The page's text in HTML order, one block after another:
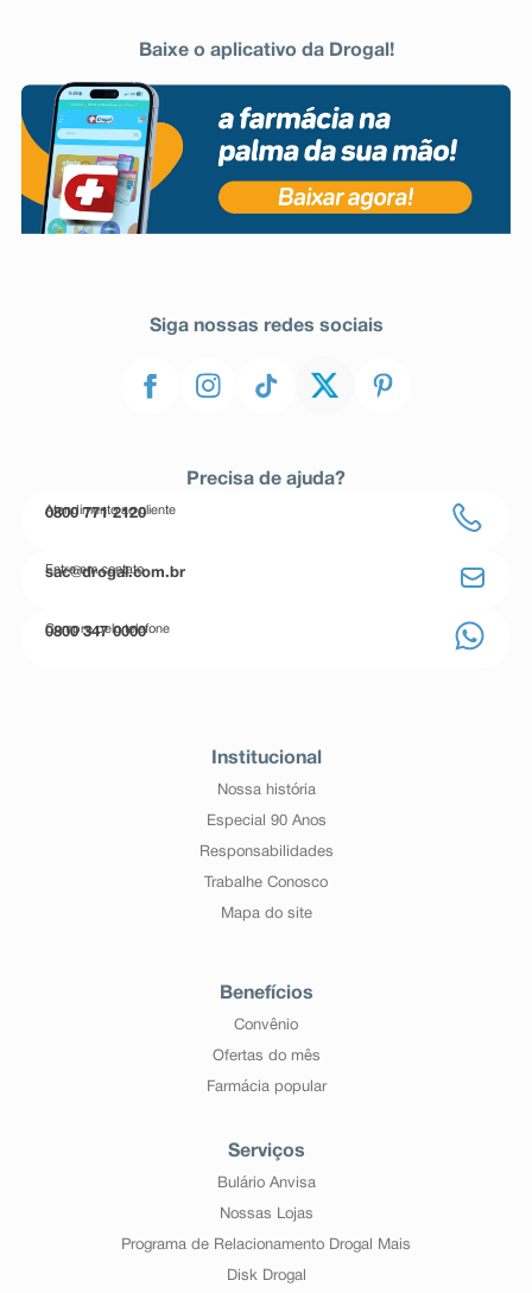
Baixe o aplicativo da Drogal!
Siga nossas redes sociais
Precisa de ajuda?
Atendimento ao cliente
0800 771 2120
Entre em contato
sac@drogal.com.br
Compre pelo telefone
0800 347 0000
Institucional
Nossa história
Especial 90 Anos
Responsabilidades
Trabalhe Conosco
Mapa do site
Benefícios
Convênio
Ofertas do mês
Farmácia popular
Serviços
Bulário Anvisa
Nossas Lojas
Programa de Relacionamento Drogal Mais
Disk Drogal